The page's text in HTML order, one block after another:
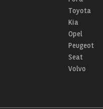
Toyota
Kia
Opel
Peugeot
Seat
Volvo